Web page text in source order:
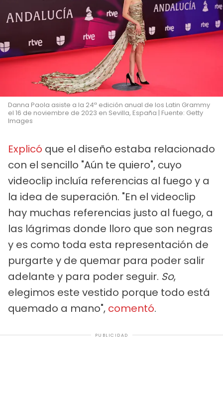
Danna Paola asiste a la 24ª edición anual de los Latin Grammy
el 16 de noviembre de 2023 en Sevilla, España | Fuente: Getty
Images
Explicó que el diseño estaba relacionado
con el sencillo "Aún te quiero", cuyo
videoclip incluía referencias al fuego y a
la idea de superación. "En el videoclip
hay muchas referencias justo al fuego, a
las lágrimas donde lloro que son negras
y es como toda esta representación de
purgarte y de quemar para poder salir
adelante y para poder seguir. So,
elegimos este vestido porque todo está
quemado a mano", comentó.
PUBLICIDAD